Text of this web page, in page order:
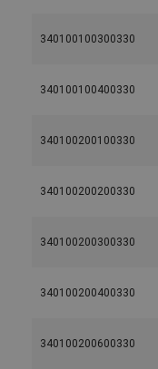
340100100300330
340100100400330
340100200100330
340100200200330
340100200300330
340100200400330
340100200600330